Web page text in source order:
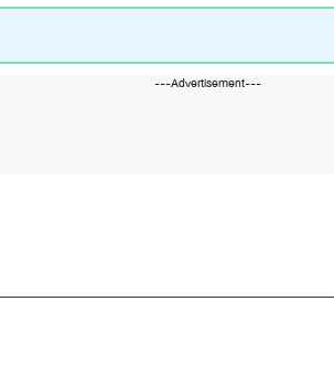
---Advertisement---